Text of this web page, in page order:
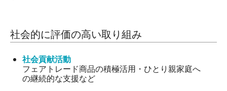
社会的に評価の高い取り組み
社会貢献活動
フェアトレード商品の積極活用・ひとり親家庭へ
の継続的な支援など